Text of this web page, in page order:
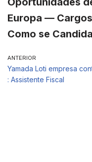
Europa —
Como se
ANTERIOR
Yamada Loti empresa
: Assistente Fiscal